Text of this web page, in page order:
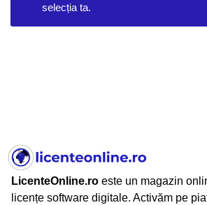
selecția ta.
LicenteOnline.ro este un magazin
licențe software digitale. Activăm pe